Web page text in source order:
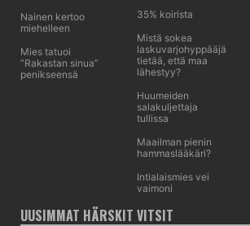
Nainen kertoo
miehelleen
Mies tatuoi
”Rakastan sinua”
penikseensä
35% koirista
Mistä sokea
laskuvarjohyppääjä
tietää, että maa
lähestyy?
Huumeiden
salakuljettaja
tullissa
Maailman pienin
hammaslääkäri?
Intialaismies vei
vaimoni
UUSIMMAT HÄRSKIT VITSIT